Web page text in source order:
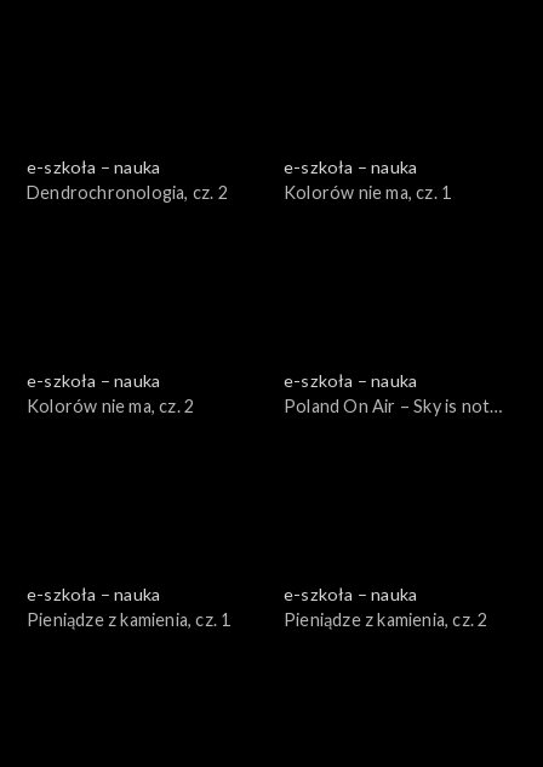
e-szkoła – nauka
Dendrochronologia, cz. 2
e-szkoła – nauka
Kolorów nie ma, cz. 1
e-szkoła – nauka
Kolorów nie ma, cz. 2
e-szkoła – nauka
Poland On Air – Sky is not
e-szkoła – nauka
Pieniądze z kamienia, cz. 1
e-szkoła – nauka
Pieniądze z kamienia, cz. 2